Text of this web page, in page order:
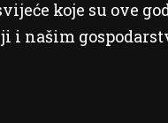
koje su ove
i našim